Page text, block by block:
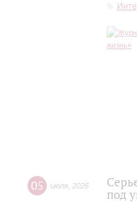
05 июля 2026
под